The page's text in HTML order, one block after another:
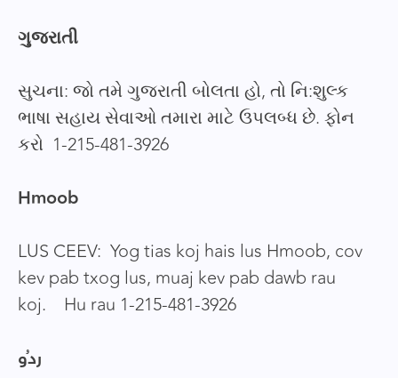
ગુજરાતી
સુચના: જો તમે ગુજરાતી બોલતા હો, તો નિ:શુલ્ક
ભાષા સહાય સેવાઓ તમારા માટે ઉપલબ્ધ છે. ફોન
કરો 1-215-481-3926
Hmoob
LUS CEEV: Yog tias koj hais lus Hmoob, cov
kev pab txog lus, muaj kev pab dawb rau
koj. Hu rau 1-215-481-3926
ردُو